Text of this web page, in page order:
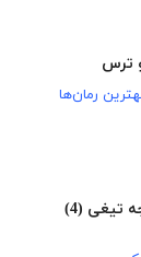
ترس
رمان‌ها
تیغی (4)